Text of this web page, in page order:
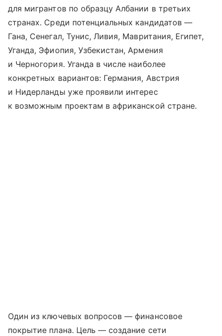
для мигрантов по образцу Албании в третьих
странах. Среди потенциальных кандидатов —
Гана, Сенегал, Тунис, Ливия, Мавритания, Египет,
Уганда, Эфиопия, Узбекистан, Армения
и Черногория. Уганда в числе наиболее
конкретных вариантов: Германия, Австрия
и Нидерланды уже проявили интерес
к возможным проектам в африканской стране.
Один из ключевых вопросов — финансовое
покрытие плана. Цель — создание сети